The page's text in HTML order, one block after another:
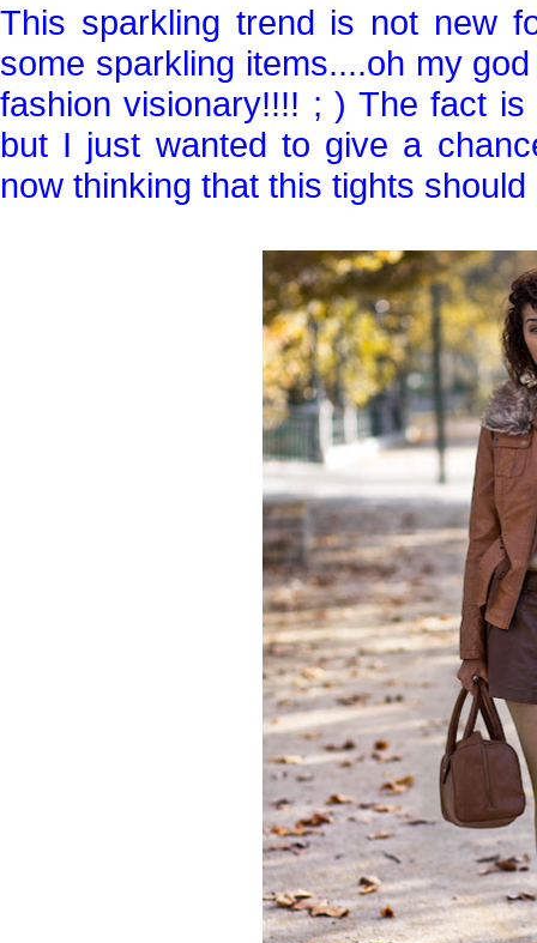
This sparkling trend is not new
some sparkling items....oh my
fashion visionary!!!! ; ) The fact
but I just wanted to give a
now thinking that this tights